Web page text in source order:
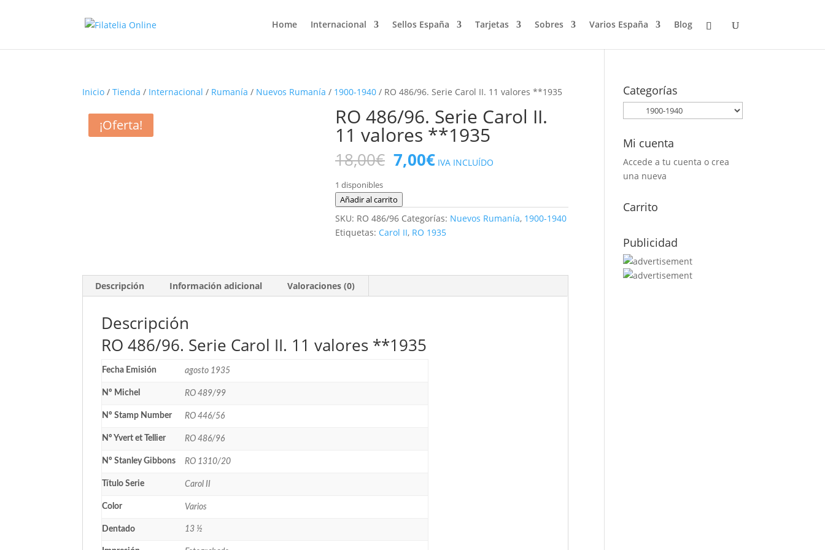
Home Internacional Sellos España Tarjetas Sobres Varios España Blog
Inicio /Tienda / Internacional / Rumanía / Nuevos Rumanía / 1900-1940 / RO 486/96. Serie Carol II. 11 valores **1935
¡Oferta! RO 486/96. Serie Carol II.
11 valores **1935
18,00€ El
precio
original
era:
18,00€.
7,00€El
precio
es:
7,00€.
IVA INCLUÍDO
1 disponibles
RO
486/96.
Serie
Carol
valores
**1935
Añadir al carrito
SKU: RO 486/96 Categorías: Nuevos Rumanía, 1900-1940
Etiquetas: Carol II, RO 1935
Descripción Información adicional Valoraciones (0)
Descripción
RO 486/96. Serie Carol II. 11 valores **1935
Fecha Emisión agosto 1935
Nº Michel RO 489/99
Nº Stamp Number RO 446/56
Nº Yvert et Tellier RO 486/96
Nº Stanley Gibbons RO 1310/20
Título Serie Carol II
Color Varios
Dentado 13 ½
¡Oferta!
Categorías
Mi cuenta
Accede a tu cuenta o crea
una nueva
Carrito
Publicidad